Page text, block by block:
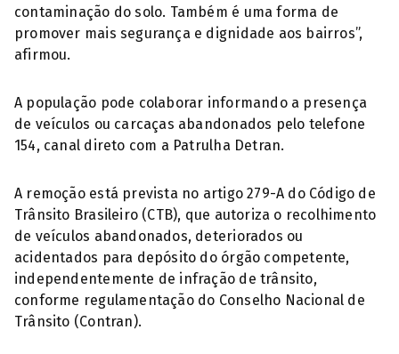
contaminação do solo. Também é uma forma de
promover mais segurança e dignidade aos bairros”,
afirmou.
A população pode colaborar informando a presença
de veículos ou carcaças abandonados pelo telefone
154, canal direto com a Patrulha Detran.
A remoção está prevista no artigo 279-A do Código de
Trânsito Brasileiro (CTB), que autoriza o recolhimento
de veículos abandonados, deteriorados ou
acidentados para depósito do órgão competente,
independentemente de infração de trânsito,
conforme regulamentação do Conselho Nacional de
Trânsito (Contran).